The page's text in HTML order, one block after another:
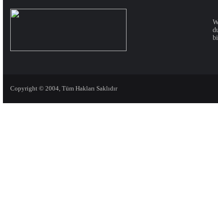
Copyright © 2004, Tüm Hakları Saklıdır